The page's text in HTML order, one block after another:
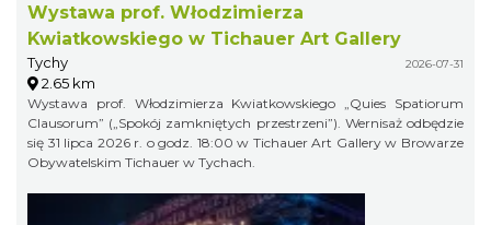
Wystawa prof. Włodzimierza
Kwiatkowskiego w Tichauer Art Gallery
Tychy 2026-07-31
2.65 km
Wystawa prof. Włodzimierza Kwiatkowskiego „Quies Spatiorum
Clausorum” („Spokój zamkniętych przestrzeni”). Wernisaż odbędzie
się 31 lipca 2026 r. o godz. 18:00 w Tichauer Art Gallery w Browarze
Obywatelskim Tichauer w Tychach.